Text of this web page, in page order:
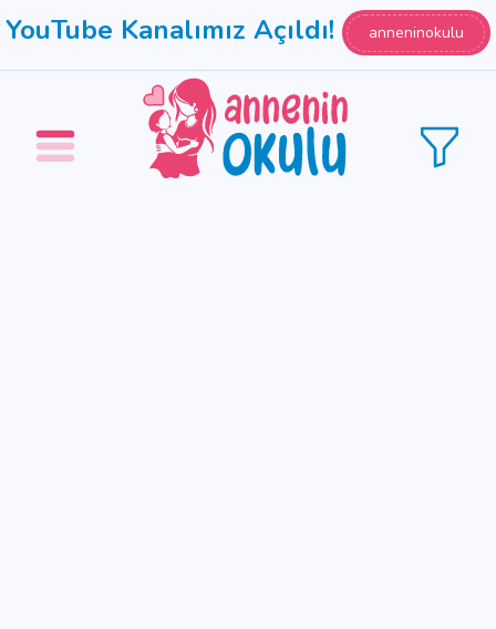
YouTube Kanalımız Açıldı! anneninokulu